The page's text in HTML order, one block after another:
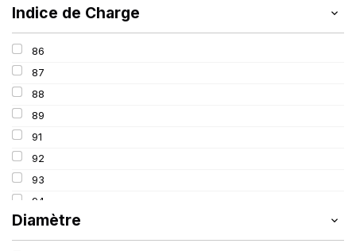
Indice de Charge
86
87
88
89
91
92
93
94
95
96
Diamètre